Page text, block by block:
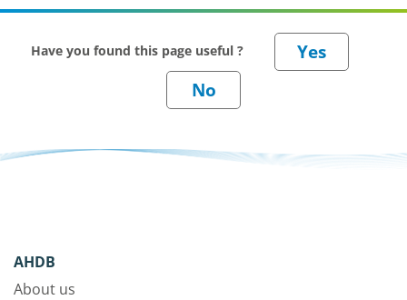
Have you found this page useful ?
AHDB
About us